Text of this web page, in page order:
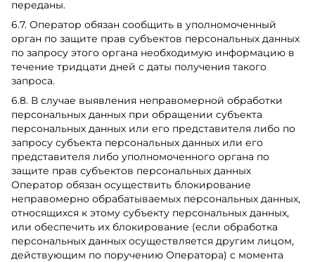
переданы.
6.7. Оператор обязан сообщить в уполномоченный
орган по защите прав субъектов персональных данных
по запросу этого органа необходимую информацию в
течение тридцати дней с даты получения такого
запроса.
6.8. В случае выявления неправомерной обработки
персональных данных при обращении субъекта
персональных данных или его представителя либо по
запросу субъекта персональных данных или его
представителя либо уполномоченного органа по
защите прав субъектов персональных данных
Оператор обязан осуществить блокирование
неправомерно обрабатываемых персональных данных,
относящихся к этому субъекту персональных данных,
или обеспечить их блокирование (если обработка
персональных данных осуществляется другим лицом,
действующим по поручению Оператора) с момента